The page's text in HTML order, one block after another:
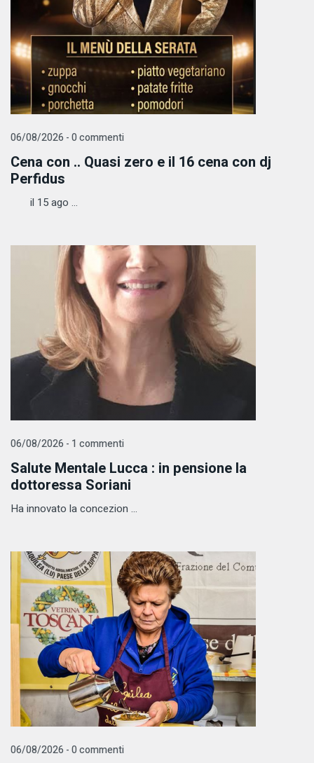
06/08/2026 - 0 commenti
Cena con .. Quasi zero e il 16 cena con dj
Perfidus
il 15 ago ...
06/08/2026 - 1 commenti
Salute Mentale Lucca : in pensione la
dottoressa Soriani
Ha innovato la concezion ...
06/08/2026 - 0 commenti